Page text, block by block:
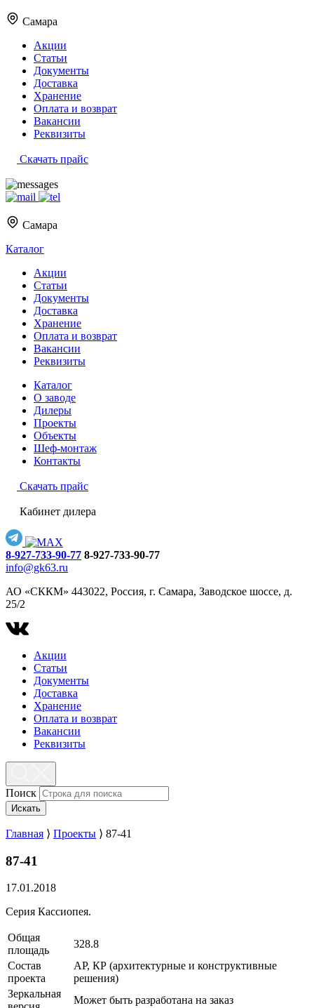
Самара
Акции
Статьи
Документы
Доставка
Хранение
Оплата и возврат
Вакансии
Реквизиты
Скачать прайс
Самара
Каталог
Акции
Статьи
Документы
Доставка
Хранение
Оплата и возврат
Вакансии
Реквизиты
Каталог
О заводе
Дилеры
Проекты
Объекты
Шеф-монтаж
Контакты
Скачать прайс
Кабинет дилера
8-927-733-90-77 8-927-733-90-77
info@gk63.ru
АО «СККМ» 443022, Россия, г. Самара, Заводское шоссе, д.
25/2
Акции
Статьи
Документы
Доставка
Хранение
Оплата и возврат
Вакансии
Реквизиты
Поиск
Искать
Главная ⟩ Проекты ⟩ 87-41
87-41
17.01.2018
Серия Кассиопея.
Общая
площадь
328.8
Состав
проекта
АР, КР (архитектурные и конструктивные
решения)
Зеркальная
Может быть разработана на заказ